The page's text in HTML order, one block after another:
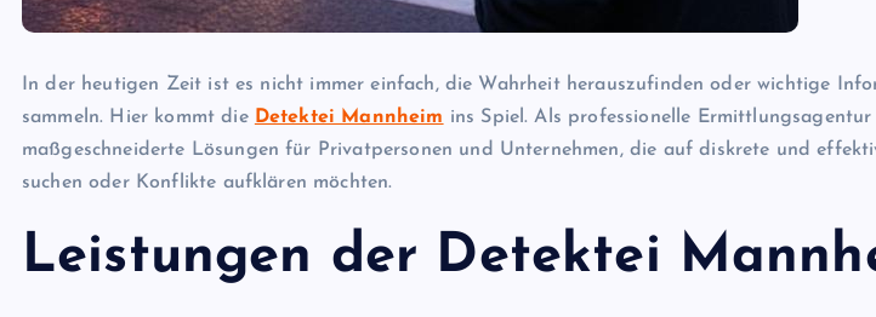
In der heutigen Zeit ist es nicht immer einfach, die Wahrheit herauszufinden oder wichtige
sammeln. Hier kommt die Detektei Mannheim ins Spiel. Als professionelle
maßgeschneiderte Lösungen für Privatpersonen und Unternehmen, die auf diskrete und
suchen oder Konflikte aufklären möchten.
Leistungen der Detektei